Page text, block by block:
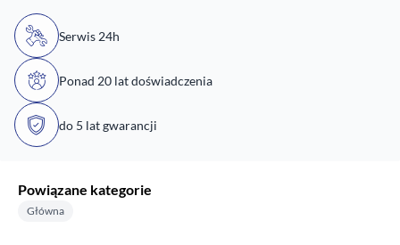
Serwis 24h
Ponad 20 lat doświadczenia
do 5 lat gwarancji
Powiązane kategorie
Główna